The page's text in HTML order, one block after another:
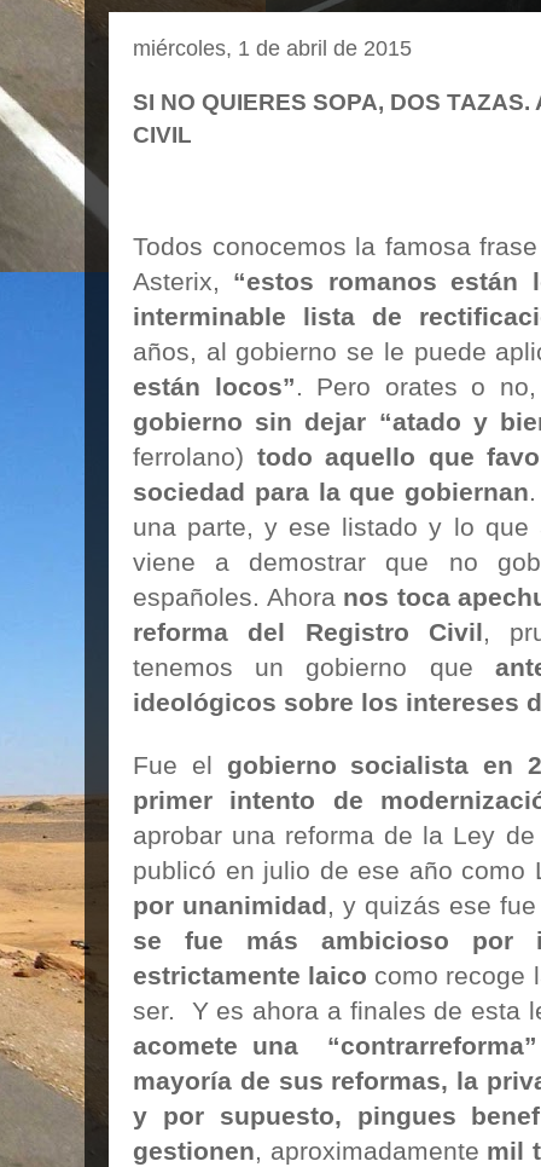
miércoles, 1 de abril de 2015
SI NO QUIERES SOPA, DOS
CIVIL
Todos conocemos la famosa
Asterix, “estos romanos están
interminable lista de
años, al gobierno se le puede
están locos”. Pero orates o
gobierno sin dejar “atado y
ferrolano) todo aquello que
sociedad para la que gobiernan
una parte, y ese listado y lo que
viene a demostrar que no
españoles. Ahora nos toca
reforma del Registro Civil,
tenemos un gobierno que
ideológicos sobre los intereses
Fue el gobierno socialista en
primer intento de
aprobar una reforma de la Ley
publicó en julio de ese año como
por unanimidad, y quizás ese
se fue más ambicioso por
estrictamente laico como recoge
ser. Y es ahora a finales de esta
acomete una
mayoría de sus reformas, la
y por supuesto,
pingues
gestionen, aproximadamente mil